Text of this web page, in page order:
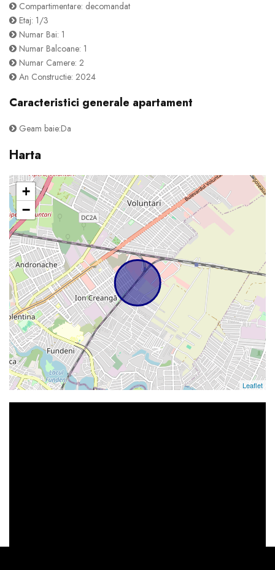
Compartimentare: decomandat
Etaj: 1/3
Numar Bai: 1
Numar Balcoane: 1
Numar Camere: 2
An Constructie: 2024
Caracteristici generale apartament
Geam baie:Da
Harta
+
−
Leaflet